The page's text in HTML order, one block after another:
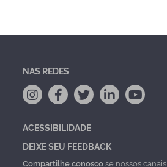
NAS REDES
ACESSIBILIDADE
DEIXE SEU FEEDBACK
Compartilhe conoscose nossos canais